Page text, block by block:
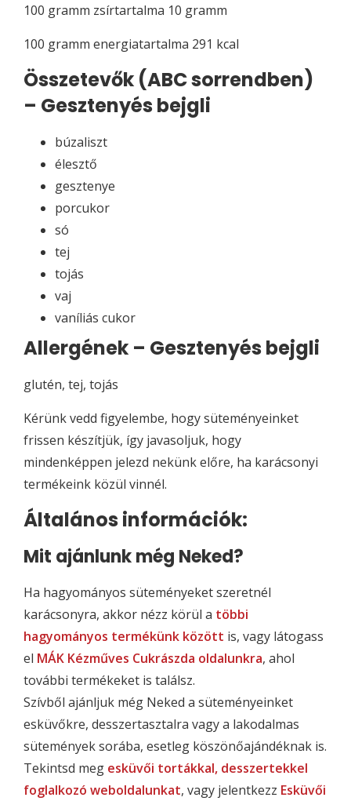
100 gramm zsírtartalma 10 gramm
100 gramm energiatartalma 291 kcal
Összetevők (ABC sorrendben)
– Gesztenyés bejgli
búzaliszt
élesztő
gesztenye
porcukor
só
tej
tojás
vaj
vaníliás cukor
Allergének – Gesztenyés bejgli
glutén, tej, tojás
Kérünk vedd figyelembe, hogy süteményeinket
frissen készítjük, így javasoljuk, hogy
mindenképpen jelezd nekünk előre, ha karácsonyi
termékeink közül vinnél.
Általános információk:
Mit ajánlunk még Neked?
Ha hagyományos süteményeket szeretnél
karácsonyra, akkor nézz körül a többi
hagyományos termékünk között is, vagy látogass
el MÁK Kézműves Cukrászda oldalunkra, ahol
további termékeket is találsz.
Szívből ajánljuk még Neked a süteményeinket
esküvőkre, desszertasztalra vagy a lakodalmas
sütemények sorába, esetleg köszönőajándéknak is.
Tekintsd meg esküvői tortákkal, desszertekkel
foglalkozó weboldalunkat, vagy jelentkezz Esküvői